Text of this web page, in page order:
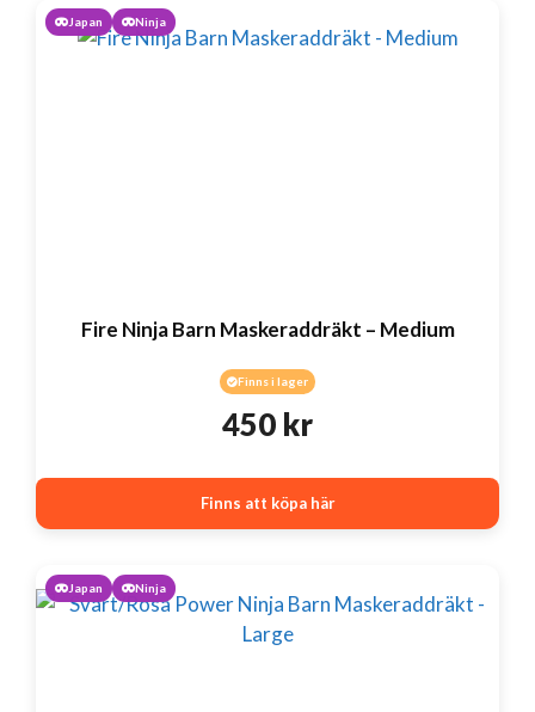
Japan Ninja
Fire Ninja Barn Maskeraddräkt – Medium
Finns i lager
450 kr
Finns att köpa här
Japan Ninja